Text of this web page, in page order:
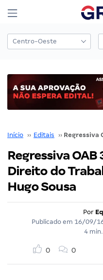
Início ›› Editais ››
Regressiva OAB
Direito do
Hugo Sousa
Por
Publicado em 16/09/
4
0 0